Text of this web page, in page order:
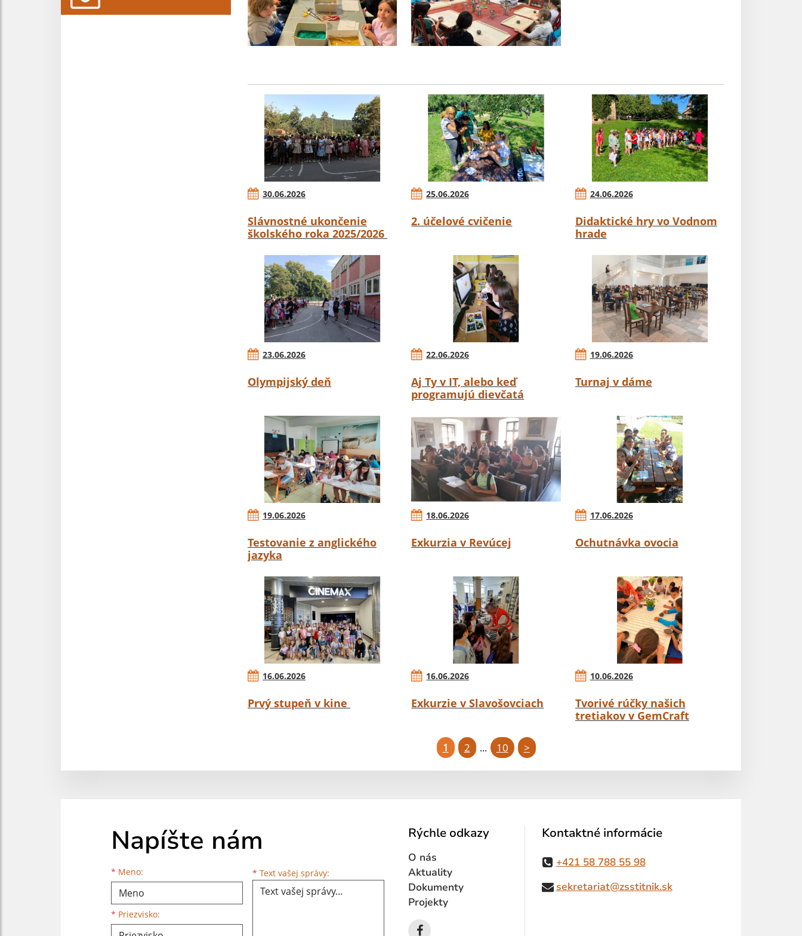
30.06.2026
Slávnostné ukončenie
školského roka 2025/2026
25.06.2026
2. účelové cvičenie
24.06.2026
Didaktické hry vo Vodnom
hrade
23.06.2026
Olympijský deň
22.06.2026
Aj Ty v IT, alebo keď
programujú dievčatá
19.06.2026
Turnaj v dáme
19.06.2026
Testovanie z anglického
jazyka
18.06.2026
Exkurzia v Revúcej
17.06.2026
Ochutnávka ovocia
16.06.2026
Prvý stupeň v kine
16.06.2026
Exkurzie v Slavošovciach
10.06.2026
Tvorivé rúčky našich
tretiakov v GemCraft
1 2 ... 10 >
Napíšte nám
* Meno:
Meno
* Priezvisko:
Priezvisko
E-mailová adresa * Text vašej správy: Text vašej správy...
Rýchle odkazy
O nás
Aktuality
Dokumenty
Projekty
Kontaktné informácie
+421 58 788 55 98
sekretariat@zsstitnik.sk